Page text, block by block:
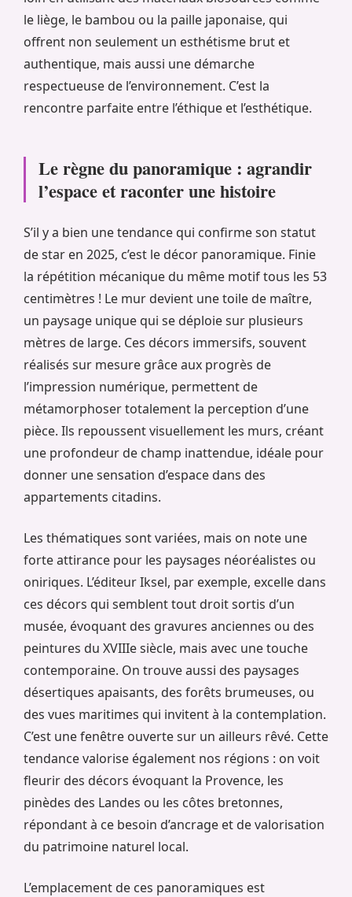
le liège, le bambou ou la paille japonaise, qui
offrent non seulement un esthétisme brut et
authentique, mais aussi une démarche
respectueuse de l’environnement. C’est la
rencontre parfaite entre l’éthique et l’esthétique.
Le règne du panoramique : agrandir
l’espace et raconter une histoire
S’il y a bien une tendance qui confirme son statut
de star en 2025, c’est le décor panoramique. Finie
la répétition mécanique du même motif tous les 53
centimètres ! Le mur devient une toile de maître,
un paysage unique qui se déploie sur plusieurs
mètres de large. Ces décors immersifs, souvent
réalisés sur mesure grâce aux progrès de
l’impression numérique, permettent de
métamorphoser totalement la perception d’une
pièce. Ils repoussent visuellement les murs, créant
une profondeur de champ inattendue, idéale pour
donner une sensation d’espace dans des
appartements citadins.
Les thématiques sont variées, mais on note une
forte attirance pour les paysages néoréalistes ou
oniriques. L’éditeur Iksel, par exemple, excelle dans
ces décors qui semblent tout droit sortis d’un
musée, évoquant des gravures anciennes ou des
peintures du XVIIIe siècle, mais avec une touche
contemporaine. On trouve aussi des paysages
désertiques apaisants, des forêts brumeuses, ou
des vues maritimes qui invitent à la contemplation.
C’est une fenêtre ouverte sur un ailleurs rêvé. Cette
tendance valorise également nos régions : on voit
fleurir des décors évoquant la Provence, les
pinèdes des Landes ou les côtes bretonnes,
répondant à ce besoin d’ancrage et de valorisation
du patrimoine naturel local.
L’emplacement de ces panoramiques est